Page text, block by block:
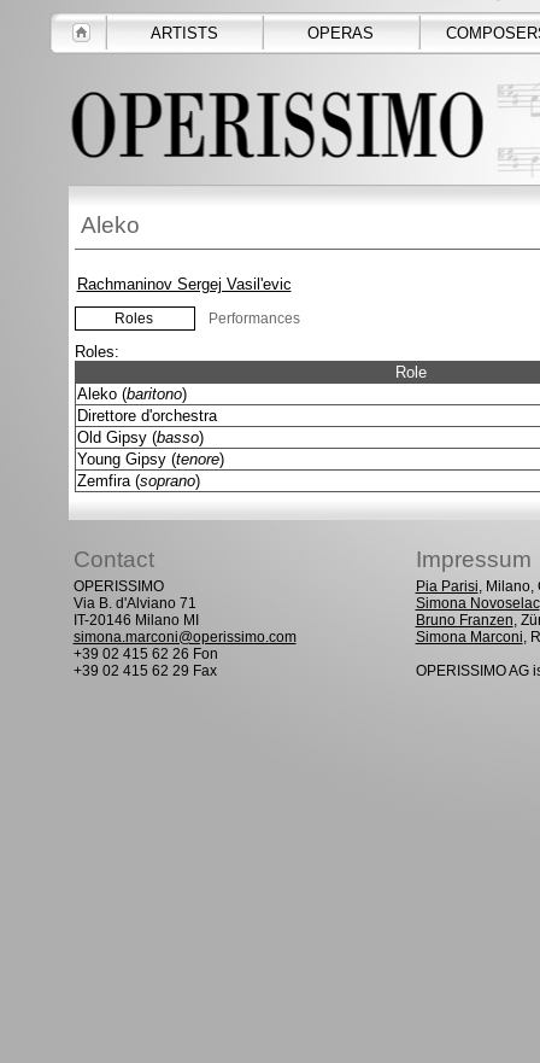
ARTISTS OPERAS
Aleko
Rachmaninov Sergej Vasil'evic
Roles Performances
Roles:
Role
Aleko (baritono)
Direttore d'orchestra
Old Gipsy (basso)
Young Gipsy (tenore)
Zemfira (soprano)
Contact Impressum
OPERISSIMO
Via B. d'Alviano 71
IT-20146 Milano MI
simona.marconi@operissimo.com
+39 02 415 62 26 Fon
+39 02 415 62 29 Fax
Pia Parisi, Milano,
Simona Novoselac
Bruno Franzen,
Simona Marconi,
OPERISSIMO AG